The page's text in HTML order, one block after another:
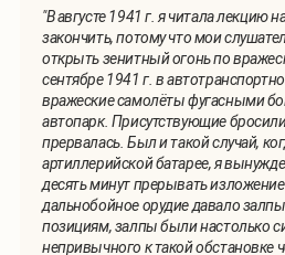
"В августе 1941 г. я читала лекцию
закончить, потому что мои
открыть зенитный огонь по
сентябре 1941 г. в
вражеские самолёты фугасными
автопарк. Присутствующие
прервалась. Был и такой случай,
артиллерийской батарее, я
десять минут прерывать
дальнобойное орудие давало
позициям, залпы были настолько
непривычного к такой обстановке